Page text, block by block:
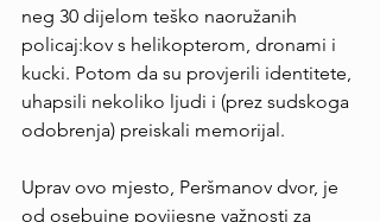
neg 30 dijelom teško naoružanih
policaj:kov s helikopterom, dronami i
kucki. Potom da su provjerili identitete,
uhapsili nekoliko ljudi i (prez sudskoga
odobrenja) preiskali memorijal.
Uprav ovo mjesto, Peršmanov dvor, je
od osebujne povijesne važnosti za